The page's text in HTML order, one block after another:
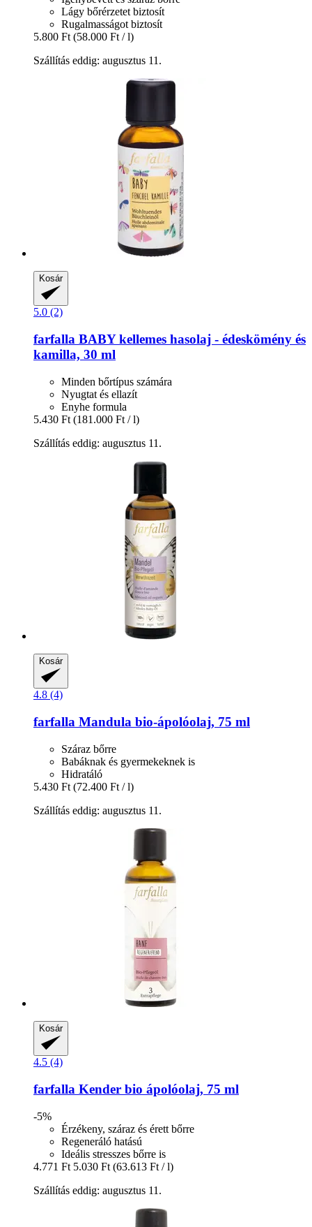
Lágy bőrérzetet biztosít
Rugalmasságot biztosít
5.800 Ft (58.000 Ft / l)
Szállítás eddig: augusztus 11.
Kosár
5.0 (2)
farfalla BABY kellemes hasolaj -​ édeskömény és
kamilla, 30 ml
Minden bőrtípus számára
Nyugtat és ellazít
Enyhe formula
5.430 Ft (181.000 Ft / l)
Szállítás eddig: augusztus 11.
Kosár
4.8 (4)
farfalla Mandula bio-​ápolóolaj, 75 ml
Száraz bőrre
Babáknak és gyermekeknek is
Hidratáló
5.430 Ft (72.400 Ft / l)
Szállítás eddig: augusztus 11.
Kosár
4.5 (4)
farfalla Kender bio ápolóolaj, 75 ml
-5%
Érzékeny, száraz és érett bőrre
Regeneráló hatású
Ideális stresszes bőrre is
4.771 Ft 5.030 Ft (63.613 Ft / l)
Szállítás eddig: augusztus 11.